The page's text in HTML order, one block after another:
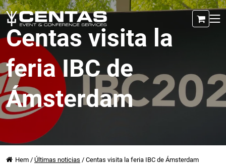
Centas visita la
feria IBC de
Ámsterdam
Hem / Últimas noticias / Centas visita la feria IBC de Ámsterdam